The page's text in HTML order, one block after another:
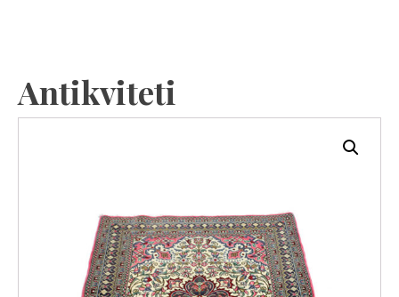
Antikviteti